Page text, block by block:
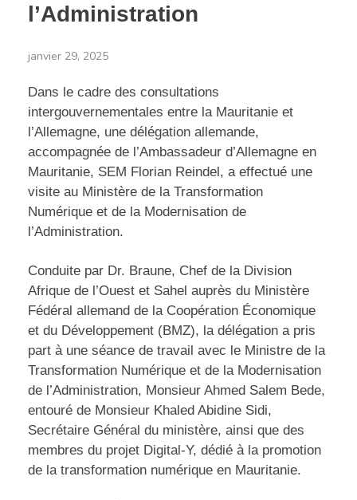
l’Administration
janvier 29, 2025
Dans le cadre des consultations
intergouvernementales entre la Mauritanie et
l’Allemagne, une délégation allemande,
accompagnée de l’Ambassadeur d’Allemagne en
Mauritanie, SEM Florian Reindel, a effectué une
visite au Ministère de la Transformation
Numérique et de la Modernisation de
l’Administration.
Conduite par Dr. Braune, Chef de la Division
Afrique de l’Ouest et Sahel auprès du Ministère
Fédéral allemand de la Coopération Économique
et du Développement (BMZ), la délégation a pris
part à une séance de travail avec le Ministre de la
Transformation Numérique et de la Modernisation
de l’Administration, Monsieur Ahmed Salem Bede,
entouré de Monsieur Khaled Abidine Sidi,
Secrétaire Général du ministère, ainsi que des
membres du projet Digital-Y, dédié à la promotion
de la transformation numérique en Mauritanie.